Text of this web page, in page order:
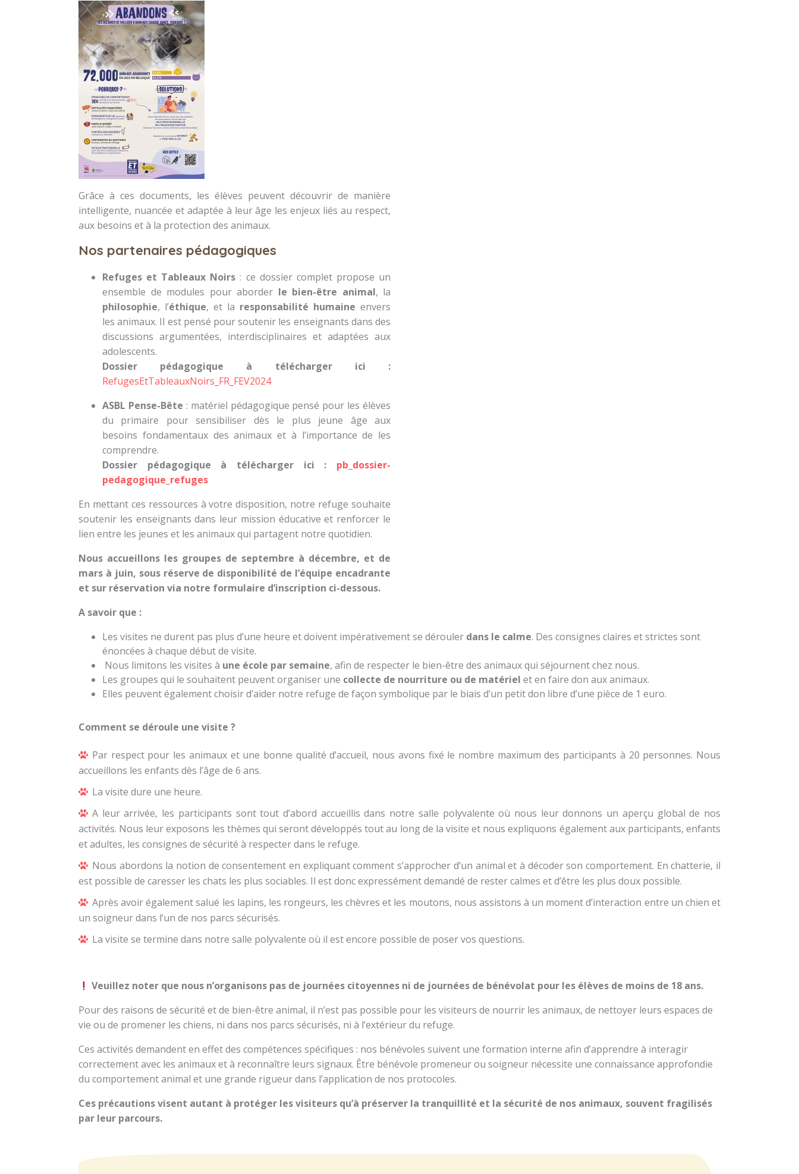
Grâce à ces documents, les élèves peuvent découvrir de manière
intelligente, nuancée et adaptée à leur âge les enjeux liés au respect,
aux besoins et à la protection des animaux.
Nos partenaires pédagogiques
Refuges et Tableaux Noirs : ce dossier complet propose un
ensemble de modules pour aborder le bien-être animal, la
philosophie, l’éthique, et la responsabilité humaine envers
les animaux. Il est pensé pour soutenir les enseignants dans des
discussions argumentées, interdisciplinaires et adaptées aux
adolescents.
Dossier pédagogique à télécharger ici :
RefugesEtTableauxNoirs_FR_FEV2024
ASBL Pense-Bête : matériel pédagogique pensé pour les élèves
du primaire pour sensibiliser dès le plus jeune âge aux
besoins fondamentaux des animaux et à l’importance de les
comprendre.
Dossier pédagogique à télécharger ici : pb_dossier-
pedagogique_refuges
En mettant ces ressources à votre disposition, notre refuge souhaite
soutenir les enseignants dans leur mission éducative et renforcer le
lien entre les jeunes et les animaux qui partagent notre quotidien.
Nous accueillons les groupes de septembre à décembre, et de
mars à juin, sous réserve de disponibilité de l’équipe encadrante
et sur réservation via notre formulaire d’inscription ci-dessous.
A savoir que :
Les visites ne durent pas plus d’une heure et doivent impérativement se dérouler dans le calme. Des consignes claires et strictes sont
énoncées à chaque début de visite.
Nous limitons les visites à une école par semaine, afin de respecter le bien-être des animaux qui séjournent chez nous.
Les groupes qui le souhaitent peuvent organiser une collecte de nourriture ou de matériel et en faire don aux animaux.
Elles peuvent également choisir d’aider notre refuge de façon symbolique par le biais d’un petit don libre d’une pièce de 1 euro.
Comment se déroule une visite ?
Par respect pour les animaux et une bonne qualité d’accueil, nous avons fixé le nombre maximum des participants à 20 personnes. Nous
accueillons les enfants dès l’âge de 6 ans.
La visite dure une heure.
A leur arrivée, les participants sont tout d’abord accueillis dans notre salle polyvalente où nous leur donnons un aperçu global de nos
activités. Nous leur exposons les thèmes qui seront développés tout au long de la visite et nous expliquons également aux participants, enfants
et adultes, les consignes de sécurité à respecter dans le refuge.
Nous abordons la notion de consentement en expliquant comment s’approcher d’un animal et à décoder son comportement. En chatterie, il
est possible de caresser les chats les plus sociables. Il est donc expressément demandé de rester calmes et d’être les plus doux possible.
Après avoir également salué les lapins, les rongeurs, les chèvres et les moutons, nous assistons à un moment d’interaction entre un chien et
un soigneur dans l’un de nos parcs sécurisés.
La visite se termine dans notre salle polyvalente où il est encore possible de poser vos questions.
Veuillez noter que nous n’organisons pas de journées citoyennes ni de journées de bénévolat pour les élèves de moins de 18 ans.
Pour des raisons de sécurité et de bien-être animal, il n’est pas possible pour les visiteurs de nourrir les animaux, de nettoyer leurs espaces de
vie ou de promener les chiens, ni dans nos parcs sécurisés, ni à l’extérieur du refuge.
Ces activités demandent en effet des compétences spécifiques : nos bénévoles suivent une formation interne afin d’apprendre à interagir
correctement avec les animaux et à reconnaître leurs signaux. Être bénévole promeneur ou soigneur nécessite une connaissance approfondie
du comportement animal et une grande rigueur dans l’application de nos protocoles.
Ces précautions visent autant à protéger les visiteurs qu’à préserver la tranquillité et la sécurité de nos animaux, souvent fragilisés
par leur parcours.